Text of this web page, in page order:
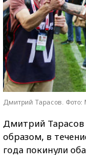
Дмитрий Тарасов.
Дмитрий
образом, в
года покинули